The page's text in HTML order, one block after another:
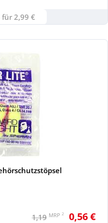
für 2,99 €
1,19 MRP 2 0,56 €